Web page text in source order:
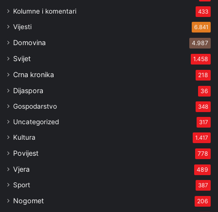
Kolumne i komentari 433
Vijesti 6.841
Domovina 4.987
Svijet 1.458
Crna kronika 218
Dijaspora 36
Gospodarstvo 348
Uncategorized 317
Kultura 1.417
Povijest 778
Vjera 489
Sport 387
Nogomet 206